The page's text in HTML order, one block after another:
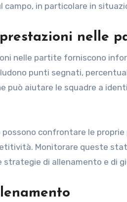
campo, in particolare in
nelle
nelle partite forniscono
punti segnati,
può aiutare le squadre a
possono confrontare le
Monitorare queste
di allenamento e di